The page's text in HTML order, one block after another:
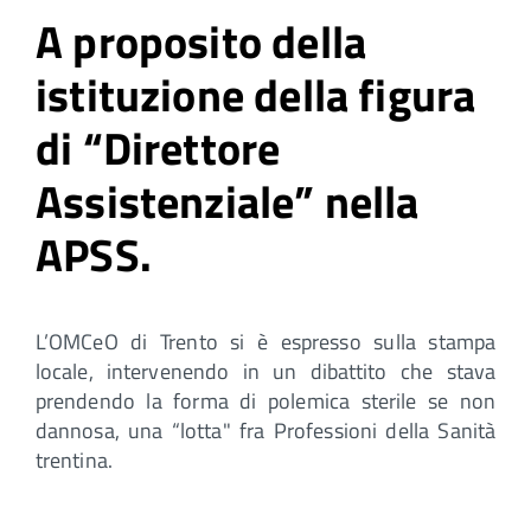
A proposito della
istituzione della figura
di “Direttore
Assistenziale” nella
APSS.
L’OMCeO di Trento si è espresso sulla stampa
locale, intervenendo in un dibattito che stava
prendendo la forma di polemica sterile se non
dannosa, una “lotta" fra Professioni della Sanità
trentina.